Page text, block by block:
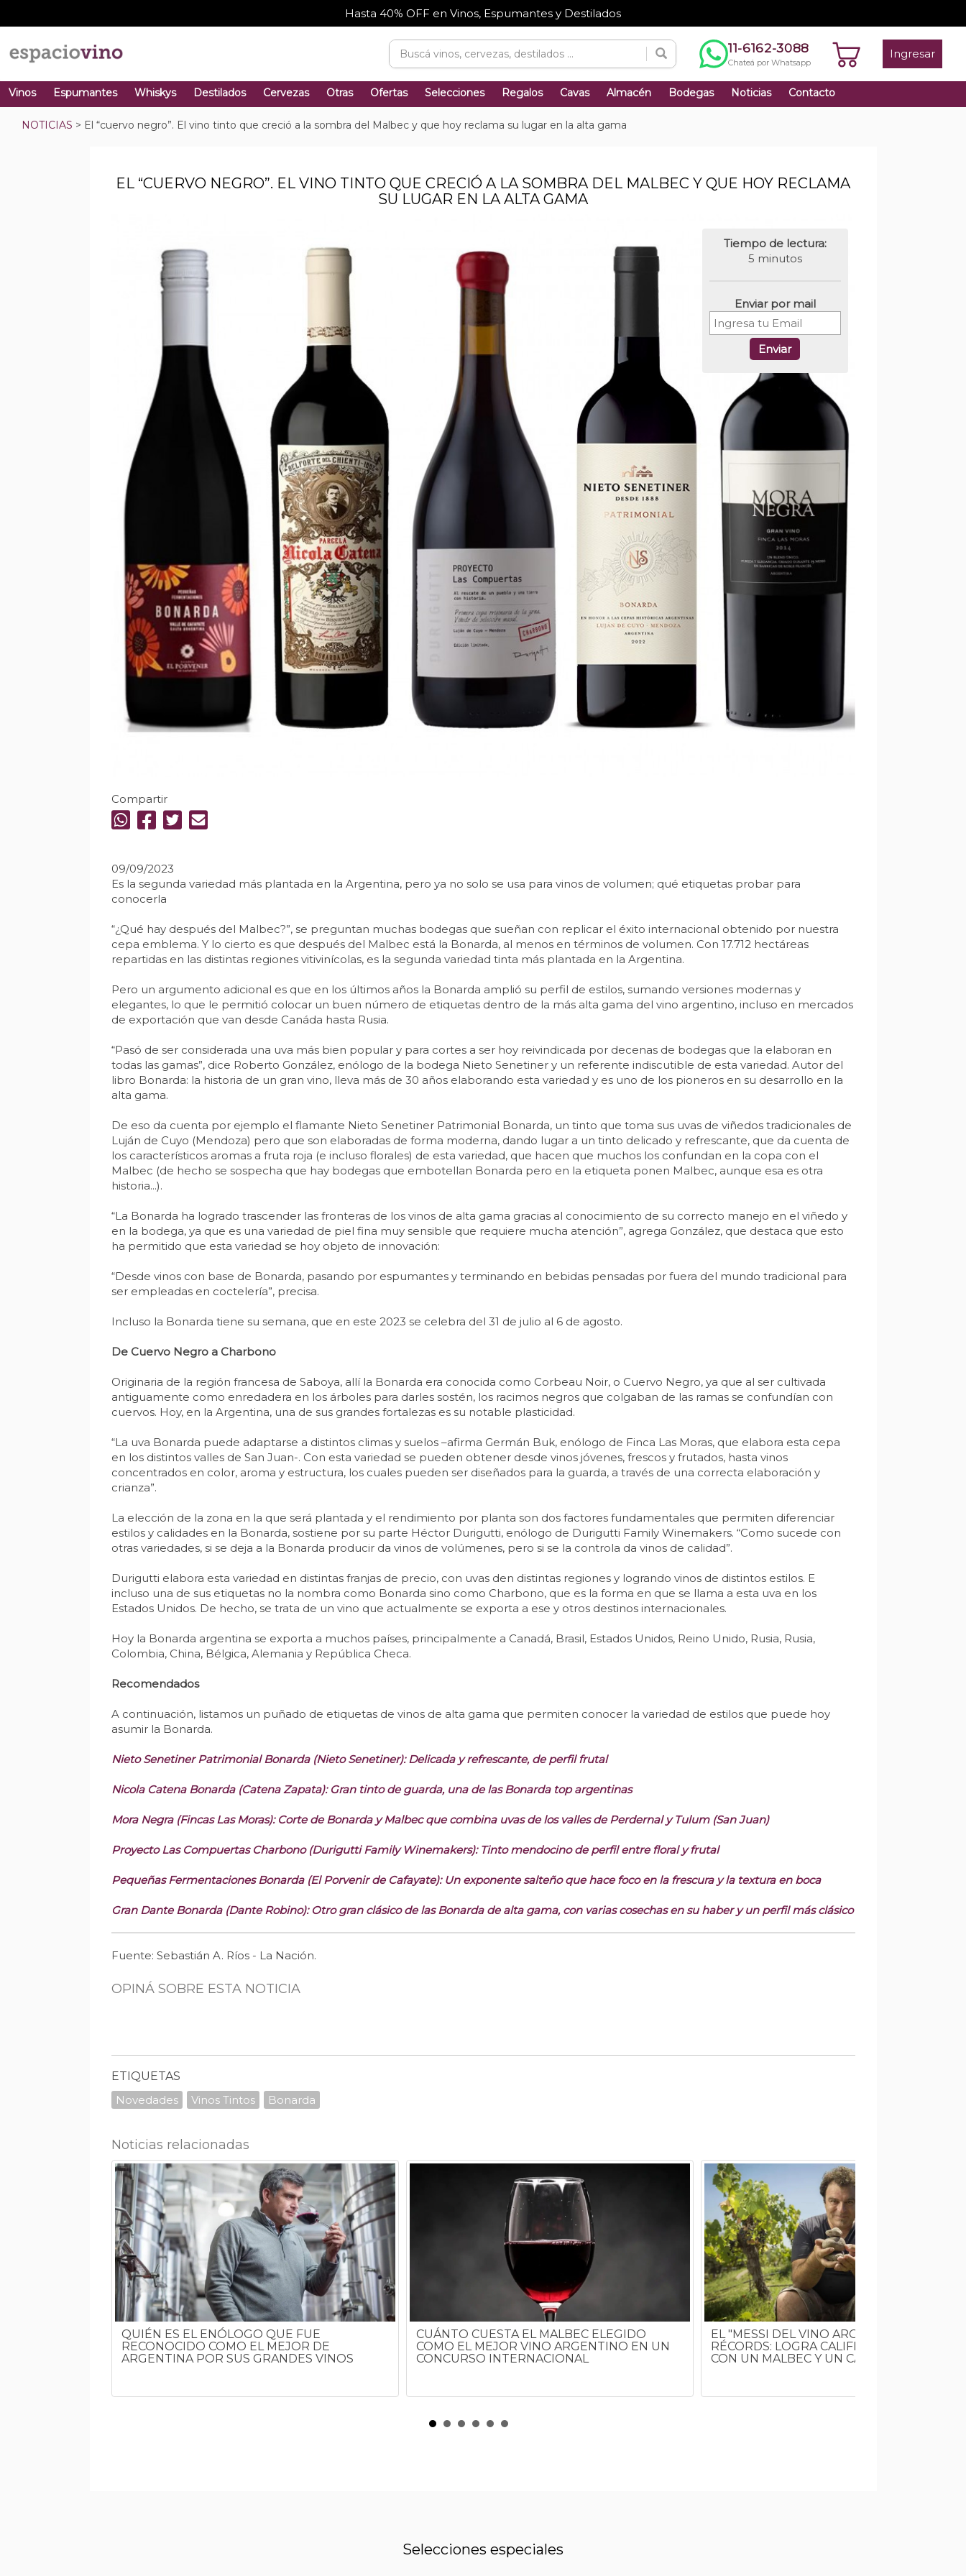
Hasta 40% OFF en Vinos, Espumantes y Destilados
11-6162-3088
Chateá por Whatsapp
Ingresar
Vinos Espumantes Whiskys Destilados Cervezas Otras Ofertas Selecciones Regalos Cavas Almacén Bodegas Noticias Contacto
NOTICIAS > El “cuervo negro”. El vino tinto que creció a la sombra del Malbec y que hoy reclama su lugar en la alta gama
EL “CUERVO NEGRO”. EL VINO TINTO QUE CRECIÓ A LA SOMBRA DEL MALBEC Y QUE HOY RECLAMA
SU LUGAR EN LA ALTA GAMA
Tiempo de lectura:
5 minutos
Enviar por mail
Enviar
Compartir
09/09/2023
Es la segunda variedad más plantada en la Argentina, pero ya no solo se usa para vinos de volumen; qué etiquetas probar para
conocerla
“¿Qué hay después del Malbec?”, se preguntan muchas bodegas que sueñan con replicar el éxito internacional obtenido por nuestra
cepa emblema. Y lo cierto es que después del Malbec está la Bonarda, al menos en términos de volumen. Con 17.712 hectáreas
repartidas en las distintas regiones vitivinícolas, es la segunda variedad tinta más plantada en la Argentina.
Pero un argumento adicional es que en los últimos años la Bonarda amplió su perfil de estilos, sumando versiones modernas y
elegantes, lo que le permitió colocar un buen número de etiquetas dentro de la más alta gama del vino argentino, incluso en mercados
de exportación que van desde Canáda hasta Rusia.
“Pasó de ser considerada una uva más bien popular y para cortes a ser hoy reivindicada por decenas de bodegas que la elaboran en
todas las gamas”, dice Roberto González, enólogo de la bodega Nieto Senetiner y un referente indiscutible de esta variedad. Autor del
libro Bonarda: la historia de un gran vino, lleva más de 30 años elaborando esta variedad y es uno de los pioneros en su desarrollo en la
alta gama.
De eso da cuenta por ejemplo el flamante Nieto Senetiner Patrimonial Bonarda, un tinto que toma sus uvas de viñedos tradicionales de
Luján de Cuyo (Mendoza) pero que son elaboradas de forma moderna, dando lugar a un tinto delicado y refrescante, que da cuenta de
los característicos aromas a fruta roja (e incluso florales) de esta variedad, que hacen que muchos los confundan en la copa con el
Malbec (de hecho se sospecha que hay bodegas que embotellan Bonarda pero en la etiqueta ponen Malbec, aunque esa es otra
historia...).
“La Bonarda ha logrado trascender las fronteras de los vinos de alta gama gracias al conocimiento de su correcto manejo en el viñedo y
en la bodega, ya que es una variedad de piel fina muy sensible que requiere mucha atención”, agrega González, que destaca que esto
ha permitido que esta variedad se hoy objeto de innovación:
“Desde vinos con base de Bonarda, pasando por espumantes y terminando en bebidas pensadas por fuera del mundo tradicional para
ser empleadas en coctelería”, precisa.
Incluso la Bonarda tiene su semana, que en este 2023 se celebra del 31 de julio al 6 de agosto.
De Cuervo Negro a Charbono
Originaria de la región francesa de Saboya, allí la Bonarda era conocida como Corbeau Noir, o Cuervo Negro, ya que al ser cultivada
antiguamente como enredadera en los árboles para darles sostén, los racimos negros que colgaban de las ramas se confundían con
cuervos. Hoy, en la Argentina, una de sus grandes fortalezas es su notable plasticidad.
“La uva Bonarda puede adaptarse a distintos climas y suelos –afirma Germán Buk, enólogo de Finca Las Moras, que elabora esta cepa
en los distintos valles de San Juan-. Con esta variedad se pueden obtener desde vinos jóvenes, frescos y frutados, hasta vinos
concentrados en color, aroma y estructura, los cuales pueden ser diseñados para la guarda, a través de una correcta elaboración y
crianza”.
La elección de la zona en la que será plantada y el rendimiento por planta son dos factores fundamentales que permiten diferenciar
estilos y calidades en la Bonarda, sostiene por su parte Héctor Durigutti, enólogo de Durigutti Family Winemakers. “Como sucede con
otras variedades, si se deja a la Bonarda producir da vinos de volúmenes, pero si se la controla da vinos de calidad”.
Durigutti elabora esta variedad en distintas franjas de precio, con uvas den distintas regiones y logrando vinos de distintos estilos. E
incluso una de sus etiquetas no la nombra como Bonarda sino como Charbono, que es la forma en que se llama a esta uva en los
Estados Unidos. De hecho, se trata de un vino que actualmente se exporta a ese y otros destinos internacionales.
Hoy la Bonarda argentina se exporta a muchos países, principalmente a Canadá, Brasil, Estados Unidos, Reino Unido, Rusia, Rusia,
Colombia, China, Bélgica, Alemania y República Checa.
Recomendados
A continuación, listamos un puñado de etiquetas de vinos de alta gama que permiten conocer la variedad de estilos que puede hoy
asumir la Bonarda.
Nieto Senetiner Patrimonial Bonarda (Nieto Senetiner): Delicada y refrescante, de perfil frutal
Nicola Catena Bonarda (Catena Zapata): Gran tinto de guarda, una de las Bonarda top argentinas
Mora Negra (Fincas Las Moras): Corte de Bonarda y Malbec que combina uvas de los valles de Perdernal y Tulum (San Juan)
Proyecto Las Compuertas Charbono (Durigutti Family Winemakers): Tinto mendocino de perfil entre floral y frutal
Pequeñas Fermentaciones Bonarda (El Porvenir de Cafayate): Un exponente salteño que hace foco en la frescura y la textura en boca
Gran Dante Bonarda (Dante Robino): Otro gran clásico de las Bonarda de alta gama, con varias cosechas en su haber y un perfil más clásico
Fuente: Sebastián A. Ríos - La Nación.
OPINÁ SOBRE ESTA NOTICIA
ETIQUETAS
Novedades
Vinos Tintos Bonarda
Noticias relacionadas
QUIÉN ES EL ENÓLOGO QUE FUE
RECONOCIDO COMO EL MEJOR DE
ARGENTINA POR SUS GRANDES VINOS
CUÁNTO CUESTA EL MALBEC ELEGIDO
COMO EL MEJOR VINO ARGENTINO EN UN
CONCURSO INTERNACIONAL
EL "MESSI DEL VINO ARGENTINO" ROMPE
RÉCORDS: LOGRA CALIFICACIÓN MÁXIMA
CON UN MALBEC Y UN CABERNET FRANC
Selecciones especiales